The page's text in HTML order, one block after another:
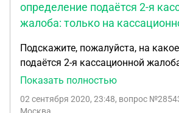
определение подаётся 2-я
жалоба: только на
Подскажите, пожалуйста, на
подаётся 2-я кассационной
кассационное определение
апелляционное и кассационное
Показать полностью
02 сентября 2020, 23:48, вопрос